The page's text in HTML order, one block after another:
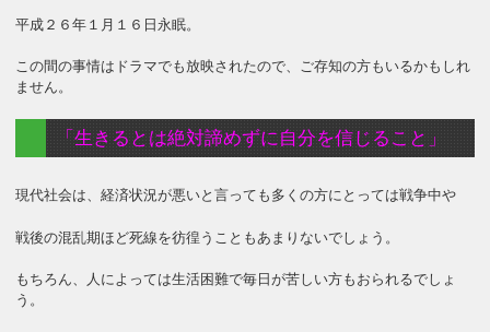
平成２６年１月１６日永眠。
この間の事情はドラマでも放映されたので、ご存知の方もいるかもしれ
ません。
「生きるとは絶対諦めずに自分を信じること」
現代社会は、経済状況が悪いと言っても多くの方にとっては戦争中や
戦後の混乱期ほど死線を彷徨うこともあまりないでしょう。
もちろん、人によっては生活困難で毎日が苦しい方もおられるでしょ
う。